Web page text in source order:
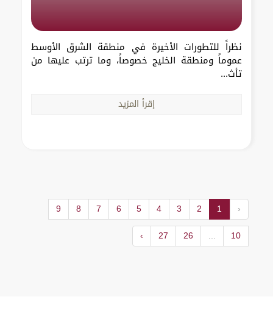
نظراً للتطورات الأخيرة في منطقة الشرق الأوسط
عموماً ومنطقة الخليج خصوصاً، وما ترتب عليها من
تأث...
إقرأ المزيد
‹
1
2
3
4
5
6
7
8
9
10
...
26
27
›